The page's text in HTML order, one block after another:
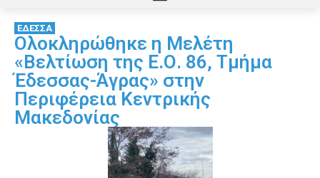
ΕΔΕΣΣΑ
Ολοκληρώθηκε η Μελέτη
«Βελτίωση της Ε.Ο. 86, Τμήμα
Έδεσσας-Άγρας» στην
Περιφέρεια Κεντρικής
Μακεδονίας